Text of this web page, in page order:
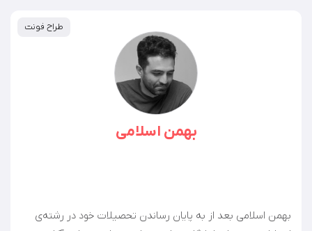
طراح فونت
بهمن اسلامی
بهمن اسلامی بعد از به پایان رساندن تحصیلات خود در رشته‌ی